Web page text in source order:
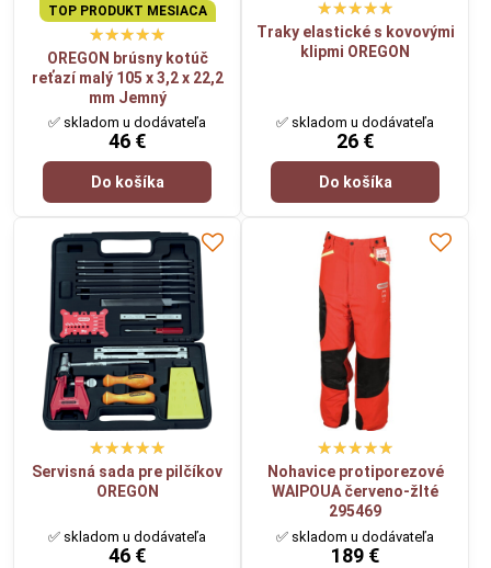
TOP PRODUKT MESIACA
OREGON brúsny kotúč
reťazí malý 105 x 3,2 x 22,2
mm Jemný
✅ skladom u dodávateľa
46 €
Do košíka
Traky elastické s kovovými
klipmi OREGON
✅ skladom u dodávateľa
26 €
Do košíka
Servisná sada pre pilčíkov
OREGON
✅ skladom u dodávateľa
46 €
Nohavice protiporezové
WAIPOUA červeno-žlté
295469
✅ skladom u dodávateľa
189 €